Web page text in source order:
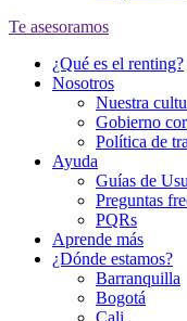
Te asesoramos
¿Qué es el renting?
Nosotros
Nuestra
Gobierno
Política de
Ayuda
Guías de
Preguntas
PQRs
Aprende más
¿Dónde estamos?
Barranquilla
Bogotá
Cali